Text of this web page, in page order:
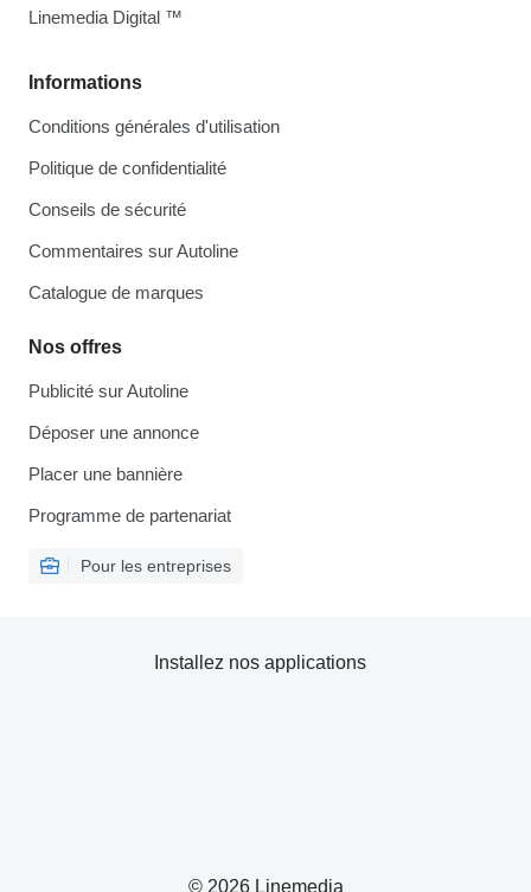
Informations
Conditions générales d'utilisation
Politique de confidentialité
Conseils de sécurité
Commentaires sur Autoline
Catalogue de marques
Nos offres
Publicité sur Autoline
Déposer une annonce
Placer une bannière
Programme de partenariat
Pour les entreprises
Linemedia Digital ™
© 2026 Linemedia
Installez nos applications